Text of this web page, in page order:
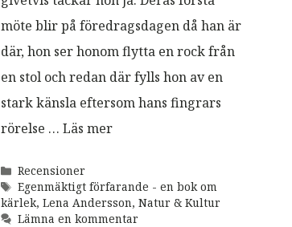
möte blir på föredragsdagen då han är
där, hon ser honom flytta en rock från
en stol och redan där fylls hon av en
stark känsla eftersom hans fingrars
rörelse … Läs mer
Kategorier
Recensioner
Etiketter
Egenmäktigt förfarande - en bok om
kärlek, Lena Andersson, Natur & Kultur
Lämna en kommentar